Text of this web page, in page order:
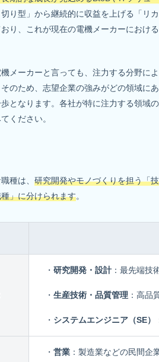
り型」から継続的に収益を上げる「リ
り、これが現在の電機メーカーにおけ
メーカーと言っても、注力する分野に
のため、志望企業の強みがどの領域に
となります。各社が特に注力する領域
ください。
種は、 研究開発やモノづくりを担う「
」に分けられます。
・ 研究開発・設計 ：最先端技
・ 生産技術・品質管理 ：高品
・ システムエンジニア（SE）
・ 営業 ：製造業などの民間企